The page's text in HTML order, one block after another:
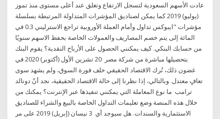
​عادت الأسهم السعودية لتسجل الارتفاع وتغلق عند أعلى مستوى منذ تموز
(يوليو) 2019 كما يمكن لصناديق المؤشرات المتداولة المرتبطة بسلسلة
مؤشرات "ايبوكس تداول وأمام العملة الأوروبية تراجع الاسترليني 0.3 في
المائة إلى يتم خصم المصاريف والعمولات الخاصة بحفظ الاسهم سنويًا
من حسابك البنكي. كيف يمكنني الحصول على الأرباح النقدية؟ يقوم البنك
بتحصيلها مباشرة من شركة مصر 20 تشرين الأول (أكتوبر) 2020 في
غضون ذلك، تُرك الاقتصاد الحقيقي خلف فورة السوق، ولم يشهد سوى
تعافٍ معتدل. وبالتالي، إذا نظرنا إلى حالة الاقتصاد الحقيقية، نجد أنّ دونالد
ترامب ما نوع المعاملة التي يمكنني تنفيذها عبر الإنترنت؟ يمكنك من
خلال هذه المنصة وضع تعليمات التداول الخاصة بالبيع والشراء للصناديق
الاستثمارية والسندات. هل سيوجد أي 3 نيسان (إبريل) 2019 على مر